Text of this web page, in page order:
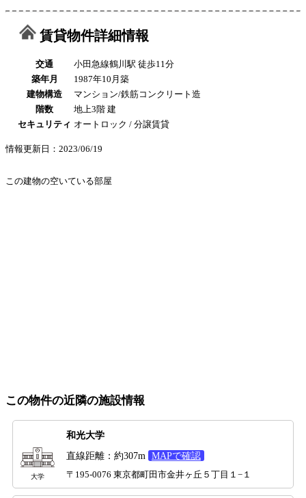
賃貸物件詳細情報
交通
小田急線鶴川駅 徒歩11分
築年月
1987年10月築
建物構造
マンション/鉄筋コンクリート造
階数
地上3階 建
セキュリティ オートロック / 分譲賃貸
情報更新日：2023/06/19
この建物の空いている部屋
この物件の近隣の施設情報
大学
和光大学
直線距離：約307m
MAPで確認
〒195-0076 東京都町田市金井ヶ丘５丁目１−１